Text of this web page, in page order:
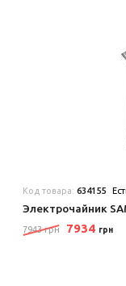
Код товара:634155
Электрочайник
7943 грн 7934 грн